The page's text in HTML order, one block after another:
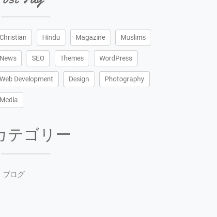
Christian Hindu Magazine Muslims
News SEO Themes WordPress
Web Development Design Photography
Media
テゴリー
ブログ